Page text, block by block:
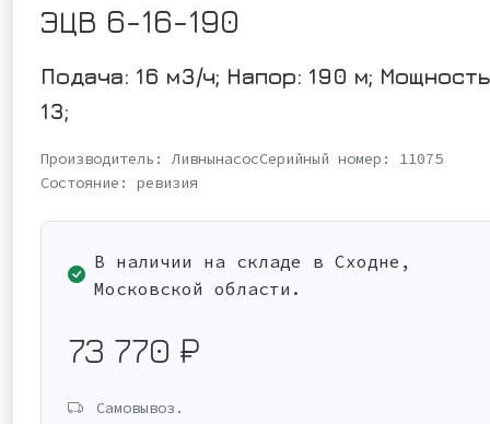
ЭЦВ 6-16-190
Подача: 16 м3/ч; Напор: 190 м;
13;
Производитель: ЛивнынасосСерийный номер: 11075
Состояние: ревизия
В наличии на складе в Сходне,
Московской области.
73 770 ₽
Самовывоз.